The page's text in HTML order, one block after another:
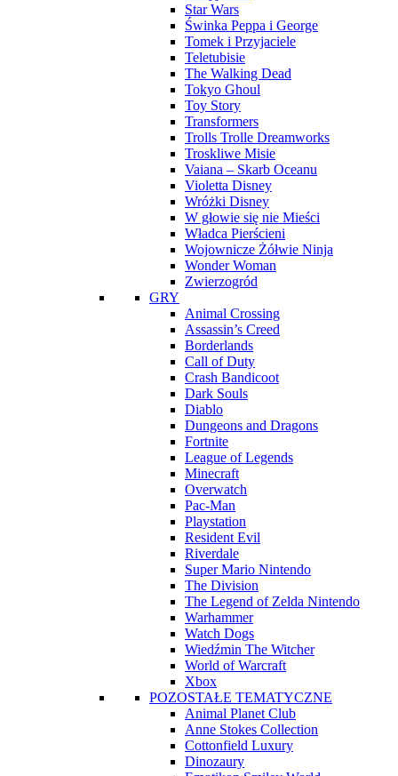
Star Wars
Świnka Peppa i George
Tomek i Przyjaciele
Teletubisie
The Walking Dead
Tokyo Ghoul
Toy Story
Transformers
Trolls Trolle Dreamworks
Troskliwe Misie
Vaiana – Skarb Oceanu
Violetta Disney
Wróżki Disney
W głowie się nie Mieści
Władca Pierścieni
Wojownicze Żółwie Ninja
Wonder Woman
Zwierzogród
GRY
Animal Crossing
Assassin’s Creed
Borderlands
Call of Duty
Crash Bandicoot
Dark Souls
Diablo
Dungeons and Dragons
Fortnite
League of Legends
Minecraft
Overwatch
Pac-Man
Playstation
Resident Evil
Riverdale
Super Mario Nintendo
The Division
The Legend of Zelda Nintendo
Warhammer
Watch Dogs
Wiedźmin The Witcher
World of Warcraft
Xbox
POZOSTAŁE TEMATYCZNE
Animal Planet Club
Anne Stokes Collection
Cottonfield Luxury
Dinozaury